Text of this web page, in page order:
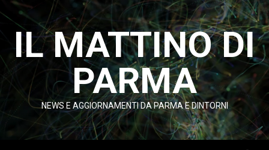
contenuto
IL MATTINO DI
PARMA
NEWS E AGGIORNAMENTI DA PARMA E DINTORNI